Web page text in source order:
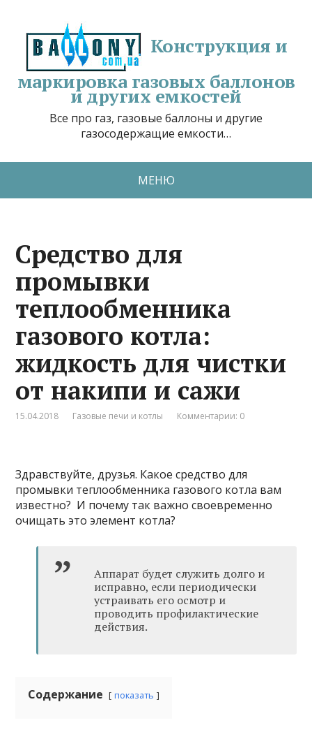
Конструкция и
маркировка газовых баллонов
и других емкостей
Все про газ, газовые баллоны и другие
газосодержащие емкости…
МЕНЮ
Средство для
промывки
теплообменника
газового котла:
жидкость для чистки
от накипи и сажи
15.04.2018 Газовые печи и котлы Комментарии: 0
Здравствуйте, друзья. Какое средство для
промывки теплообменника газового котла вам
известно? И почему так важно своевременно
очищать это элемент котла?
Аппарат будет служить долго и
исправно, если периодически
устраивать его осмотр и
проводить профилактические
действия.
Содержание показать